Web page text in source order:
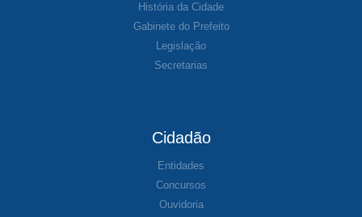
História da Cidade
Gabinete do Prefeito
Legislação
Secretarias
Cidadão
Entidades
Concursos
Ouvidoria